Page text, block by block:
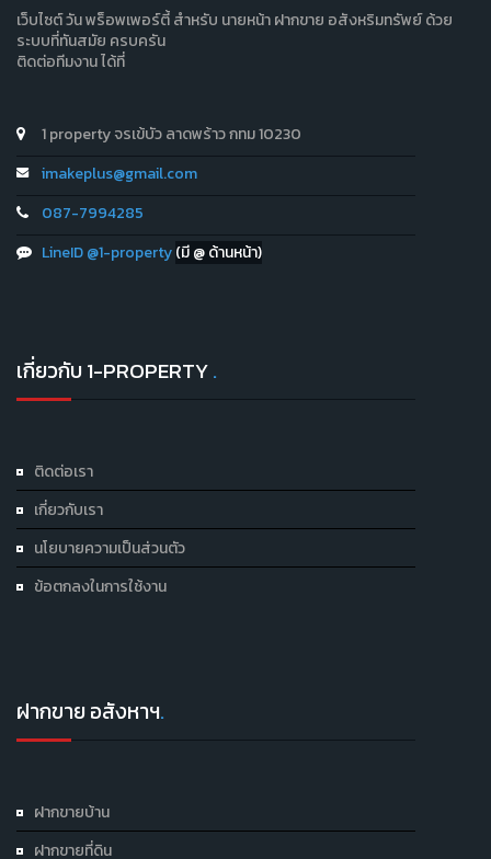
เว็บไซต์ วัน พร็อพเพอร์ตี้ สำหรับ นายหน้า ฝากขาย อสังหริมทรัพย์ ด้วย
ระบบที่ทันสมัย ครบครัน
ติดต่อทีมงาน ได้ที่
1 property จรเข้บัว ลาดพร้าว กทม 10230
imakeplus@gmail.com
087-7994285
LineID @1-property(มี @ ด้านหน้า)
เกี่ยวกับ 1-PROPERTY.
ติดต่อเรา
เกี่ยวกับเรา
นโยบายความเป็นส่วนตัว
ข้อตกลงในการใช้งาน
ฝากขาย อสังหาฯ.
ฝากขายบ้าน
ฝากขายที่ดิน